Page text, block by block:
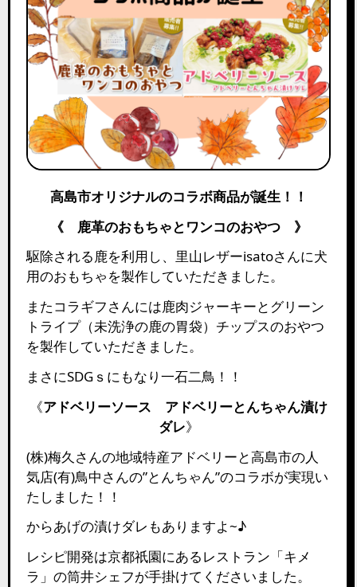
高島市オリジナルのコラボ商品が誕生！！
《 鹿革のおもちゃとワンコのおやつ 》
駆除される鹿を利用し、里山レザーisatoさんに犬
用のおもちゃを製作していただきました。
またコラギフさんには鹿肉ジャーキーとグリーン
トライプ（未洗浄の鹿の胃袋）チップスのおやつ
を製作していただきました。
まさにSDGｓにもなり一石二鳥！！
《アドベリーソース アドベリーとんちゃん漬け
ダレ》
(株)梅久さんの地域特産アドベリーと高島市の人
気店(有)鳥中さんの”とんちゃん”のコラボが実現い
たしました！！
からあげの漬けダレもありますよ~♪
レシピ開発は京都祇園にあるレストラン「キメ
ラ」の筒井シェフが手掛けてくださいました。